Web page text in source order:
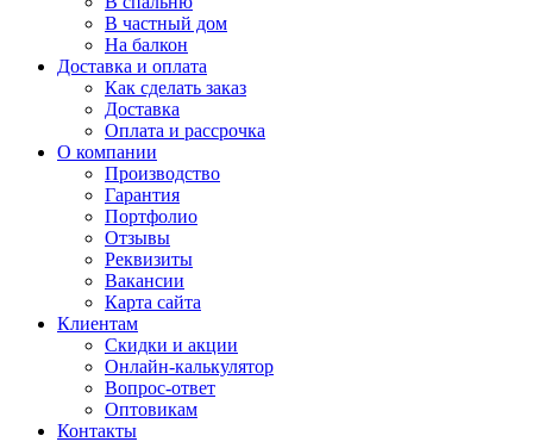
В частный дом
На балкон
Доставка и оплата
Как сделать заказ
Доставка
Оплата и рассрочка
О компании
Производство
Гарантия
Портфолио
Отзывы
Реквизиты
Вакансии
Карта сайта
Клиентам
Скидки и акции
Онлайн-калькулятор
Вопрос-ответ
Оптовикам
Контакты